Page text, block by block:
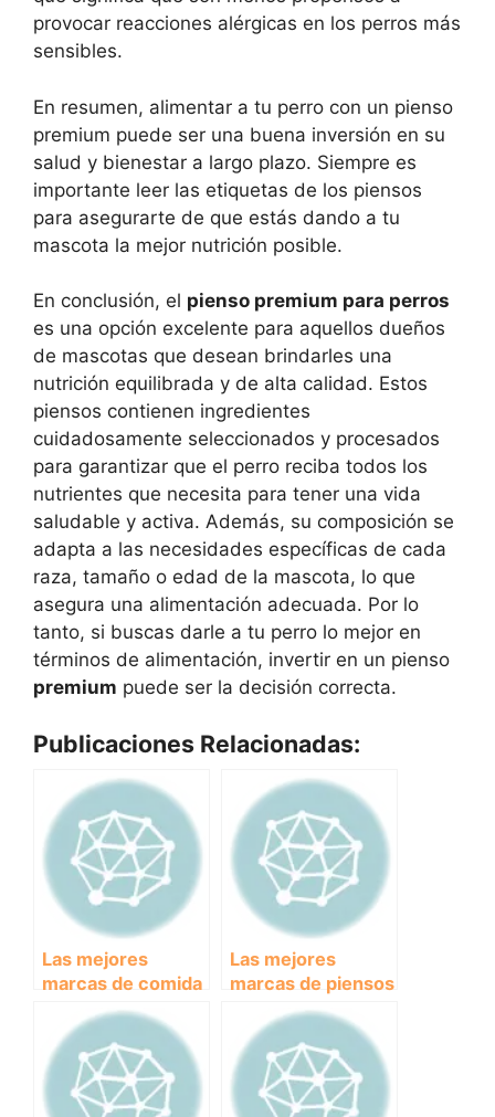
provocar reacciones alérgicas en los perros más
sensibles.
En resumen, alimentar a tu perro con un pienso
premium puede ser una buena inversión en su
salud y bienestar a largo plazo. Siempre es
importante leer las etiquetas de los piensos
para asegurarte de que estás dando a tu
mascota la mejor nutrición posible.
En conclusión, el pienso premium para perros
es una opción excelente para aquellos dueños
de mascotas que desean brindarles una
nutrición equilibrada y de alta calidad. Estos
piensos contienen ingredientes
cuidadosamente seleccionados y procesados
para garantizar que el perro reciba todos los
nutrientes que necesita para tener una vida
saludable y activa. Además, su composición se
adapta a las necesidades específicas de cada
raza, tamaño o edad de la mascota, lo que
asegura una alimentación adecuada. Por lo
tanto, si buscas darle a tu perro lo mejor en
términos de alimentación, invertir en un pienso
premium puede ser la decisión correcta.
Publicaciones Relacionadas:
Las mejores
marcas de comida
para perros: guía
completa para
asegurar una
alimentación
saludable
Las mejores
marcas de piensos
para perros
españolas: calidad
y sabor
garantizados.